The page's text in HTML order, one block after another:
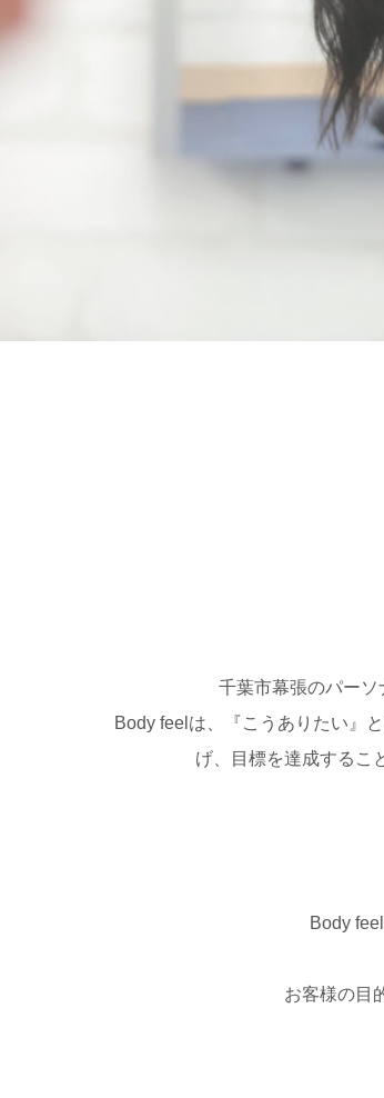
千葉市幕張のパーソ
Body feelは、『こうありたい』
げ、目標を達成するこ
Body
お客様の目